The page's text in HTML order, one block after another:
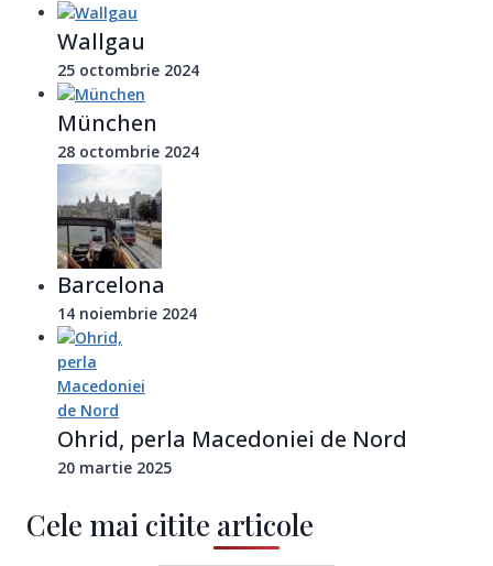
Wallgau
25 octombrie 2024
München
28 octombrie 2024
Barcelona
14 noiembrie 2024
Ohrid, perla Macedoniei de Nord
20 martie 2025
Cele mai citite articole